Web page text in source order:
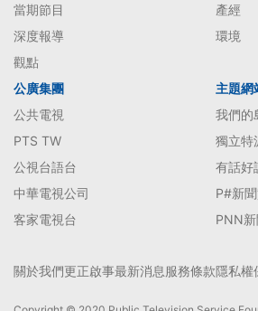
當期節目
深度報導
觀點
產經
環境
公廣集團
公共電視
PTS TW
公視台語台
中華電視公司
客家電視台
主題網
我們的
獨立特
有話好
P#新
PNN
關於我們更正啟事最新消息服務條款隱私權